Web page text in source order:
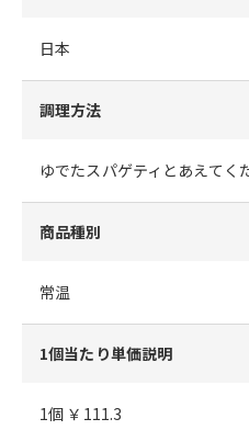
日本
調理方法
ゆでたスパゲティとあえてく
商品種別
常温
1個当たり単価説明
1個 ￥111.3